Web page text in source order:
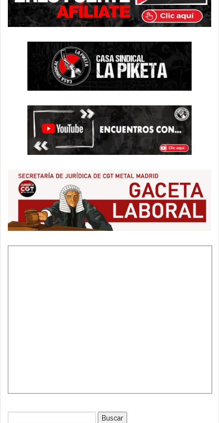
Buscar: